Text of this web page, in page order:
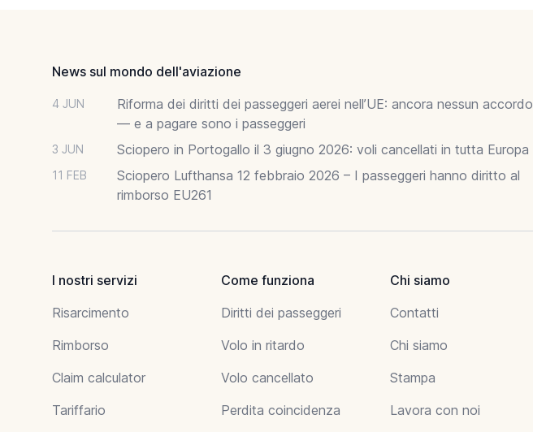
News sul mondo dell'aviazione
4 JUN
Riforma dei diritti dei passeggeri aerei nell’UE: ancora nessun accordo
— e a pagare sono i passeggeri
3 JUN Sciopero in Portogallo il 3 giugno 2026: voli cancellati in tutta Europa
11 FEB
Sciopero Lufthansa 12 febbraio 2026 – I passeggeri hanno diritto al
rimborso EU261
I nostri servizi
Risarcimento
Rimborso
Claim calculator
Tariffario
Come funziona
Diritti dei passeggeri
Volo in ritardo
Volo cancellato
Perdita coincidenza
Chi siamo
Contatti
Chi siamo
Stampa
Lavora con noi